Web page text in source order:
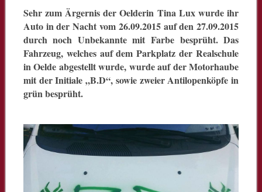
Sehr zum Ärgernis der Oelderin Tina Lux wurde ihr
Auto in der Nacht vom 26.09.2015 auf den 27.09.2015
durch noch Unbekannte mit Farbe besprüht. Das
Fahrzeug, welches auf dem Parkplatz der Realschule
in Oelde abgestellt wurde, wurde auf der Motorhaube
mit der Initiale „B.D“, sowie zweier Antilopenköpfe in
grün besprüht.